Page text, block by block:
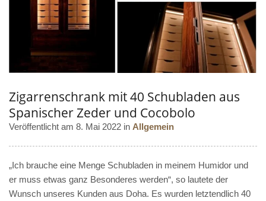
Zigarrenschrank mit 40 Schubladen aus
Spanischer Zeder und Cocobolo
Veröffentlicht am 8. Mai 2022 in Allgemein
„Ich brauche eine Menge Schubladen in meinem Humidor und
er muss etwas ganz Besonderes werden“, so lautete der
Wunsch unseres Kunden aus Doha. Es wurden letztendlich 40